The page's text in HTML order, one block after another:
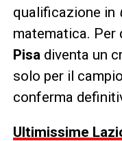
qualificazione in
matematica. Per
Pisadiventa un
solo per il
conferma
Ultimissime